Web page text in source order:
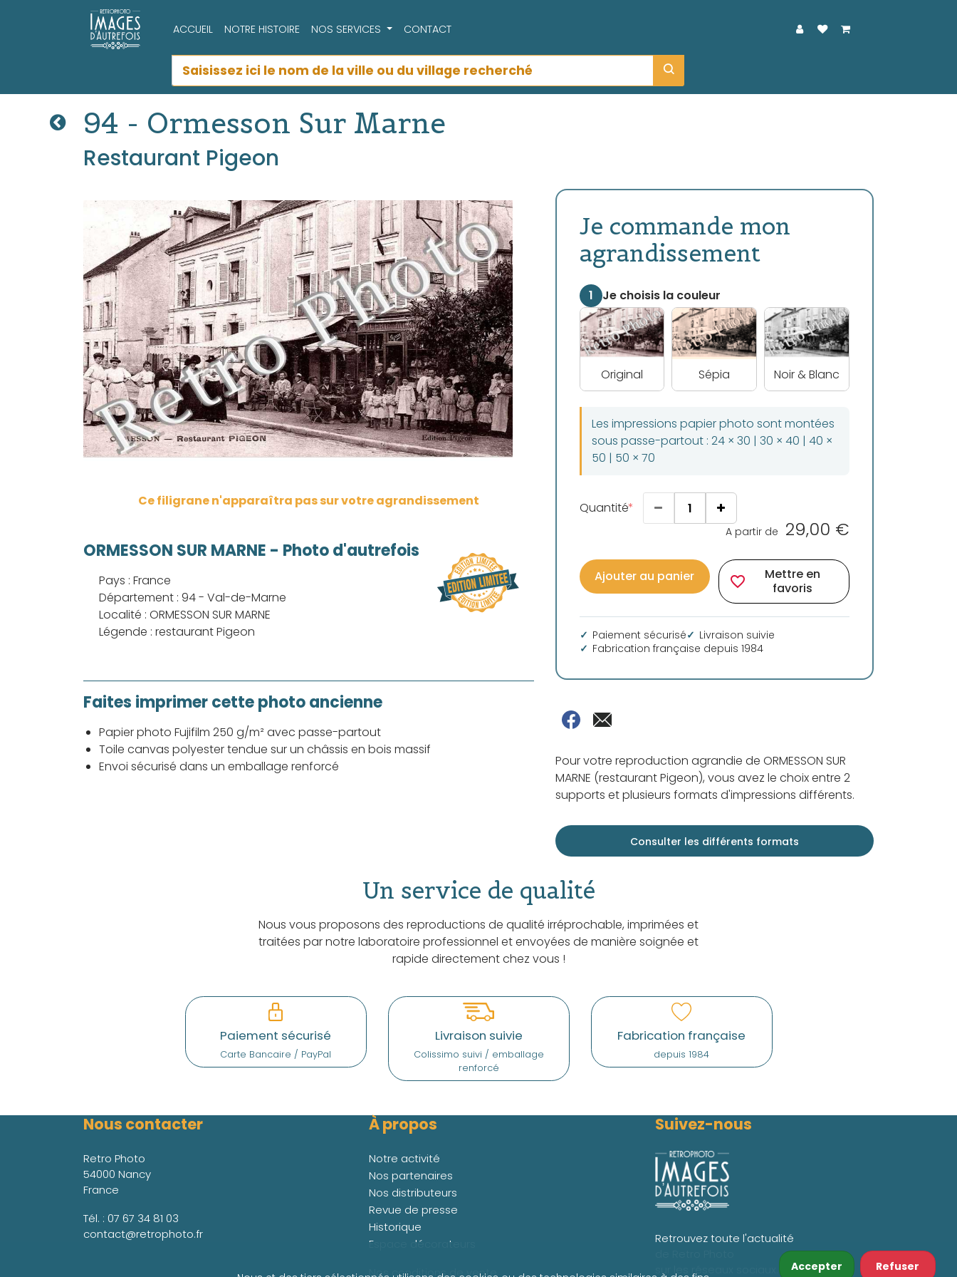
ACCUEIL NOTRE HISTOIRE NOS SERVICES CONTACT
Accepter Refuser
94 - Ormesson Sur Marne
Restaurant Pigeon
Ce filigrane n'apparaîtra pas sur votre agrandissement
Je commande mon
agrandissement
1 Je choisis la couleur
Original Sépia Noir & Blanc
Les impressions papier photo sont montées
sous passe-partout : 24 × 30 | 30 × 40 | 40 ×
50 | 50 × 70
Quantité
A partir de 29,00 €
Ajouter au panier favorite_border
Mettre en
favoris
Paiement sécurisé
Livraison suivie
Fabrication française depuis 1984
Pour votre reproduction agrandie de ORMESSON SUR
MARNE (restaurant Pigeon), vous avez le choix entre 2
supports et plusieurs formats d'impressions différents.
Consulter les différents formats
ORMESSON SUR MARNE - Photo d'autrefois
Pays : France
Département : 94 - Val-de-Marne
Localité : ORMESSON SUR MARNE
Légende : restaurant Pigeon
Faites imprimer cette photo ancienne
Papier photo Fujifilm 250 g/m² avec passe-partout
Toile canvas polyester tendue sur un châssis en bois massif
Envoi sécurisé dans un emballage renforcé
Un service de qualité
Nous vous proposons des reproductions de qualité irréprochable, imprimées et
traitées par notre laboratoire professionnel et envoyées de manière soignée et
rapide directement chez vous !
Paiement sécurisé
Carte Bancaire / PayPal
Livraison suivie
Colissimo suivi / emballage
renforcé
Fabrication française
depuis 1984
Nous contacter
Retro Photo
54000 Nancy
France
Tél. : 07 67 34 81 03
contact@retrophoto.fr
À propos
Notre activité
Nos partenaires
Nos distributeurs
Revue de presse
Historique
Espace décorateurs
Nos conditions de vente
Suivez-nous
Retrouvez toute l'actualité